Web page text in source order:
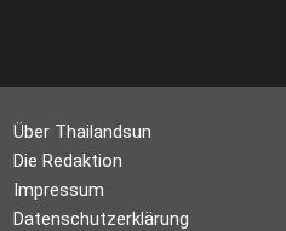
Über Thailandsun
Die Redaktion
Impressum
Datenschutzerklärung